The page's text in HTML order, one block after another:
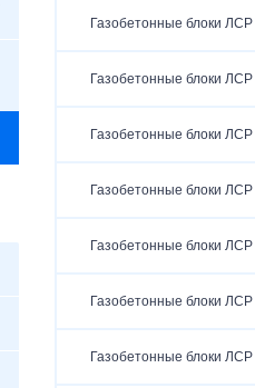
Газобетонные блоки
Газобетонные блоки
Газобетонные блоки
Газобетонные блоки
Газобетонные блоки
Газобетонные блоки
Газобетонные блоки